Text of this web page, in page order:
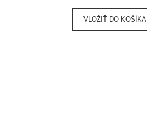
VLOŽIŤ DO KOŠÍKA